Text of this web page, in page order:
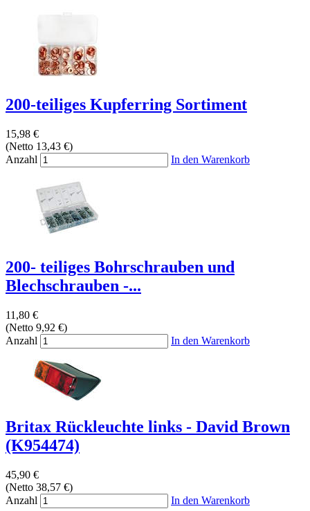
200-teiliges Kupferring Sortiment
15,98 €
(Netto 13,43 €)
Anzahl
In den Warenkorb
200- teiliges Bohrschrauben und
Blechschrauben -...
11,80 €
(Netto 9,92 €)
Anzahl
In den Warenkorb
Britax Rückleuchte links - David Brown
(K954474)
45,90 €
(Netto 38,57 €)
Anzahl
In den Warenkorb